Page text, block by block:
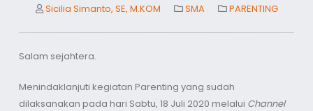
Sicilia Simanto, SE, M.KOM SMA PARENTING
Salam sejahtera.
Menindaklanjuti kegiatan Parenting yang sudah
dilaksanakan pada hari Sabtu, 18 Juli 2020 melalui Channel